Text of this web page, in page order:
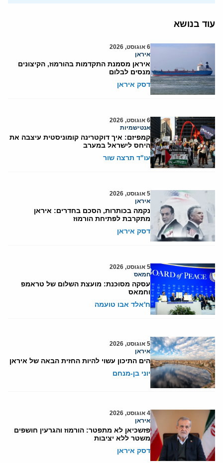
עוד בנושא
6 אוגוסט, 2026
איראן
איראן מסמנת התקדמות בהורמוז, הקיצונים
מנסים לבלום
דסק איראן
6 אוגוסט, 2026
אנטישמיות
קמפיזם: איך דוקטרינה קומוניסטית עיצבה את
היחס לישראל במערב
עו"ד תרצה שור
5 אוגוסט, 2026
איראן
נקמה בכותרות, הסכם בחדרים: איראן
מתקרבת לפתיחת הורמוז
דסק איראן
5 אוגוסט, 2026
חמאס
עסקה מסוכנת: מועצת השלום של טראמפ
וחמאס
ח'אלד אבו טועמה
5 אוגוסט, 2026
איראן
הים התיכון עשוי להיות החזית הבאה של איראן
יוני בן-מנחם
4 אוגוסט, 2026
איראן
פזשכיאן לא מתפטר: הורמוז והגרעין חושפים
משטר ללא יציבות
דסק איראן